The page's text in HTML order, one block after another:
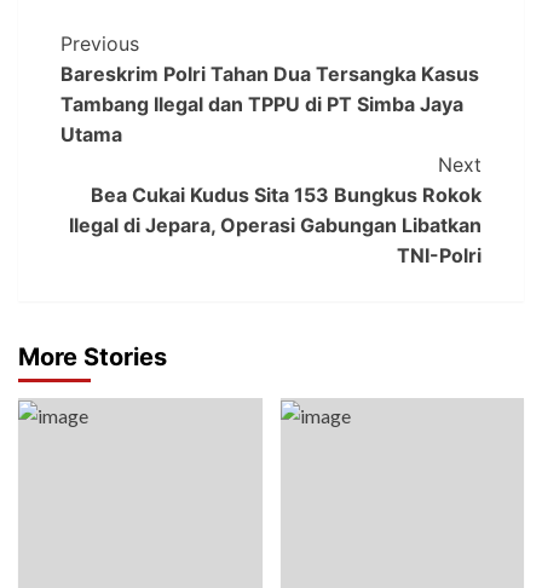
Previous
Bareskrim Polri Tahan Dua Tersangka Kasus
Tambang Ilegal dan TPPU di PT Simba Jaya
Utama
Next
Bea Cukai Kudus Sita 153 Bungkus Rokok
Ilegal di Jepara, Operasi Gabungan Libatkan
TNI-Polri
More Stories